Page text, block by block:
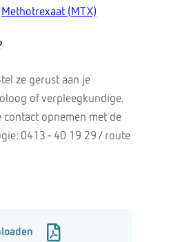
Methotrexaat (MTX)
ze gerust aan je
of verpleegkundige.
contact opnemen met de
0413 - 40 19 29 / route